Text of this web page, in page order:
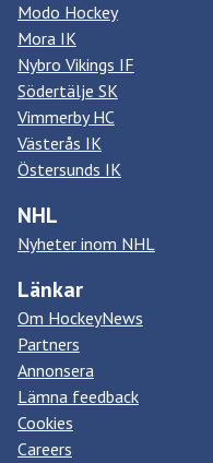
Modo Hockey
Mora IK
Nybro Vikings IF
Södertälje SK
Vimmerby HC
Västerås IK
Östersunds IK
NHL
Nyheter inom NHL
Länkar
Om HockeyNews
Partners
Annonsera
Lämna feedback
Cookies
Careers